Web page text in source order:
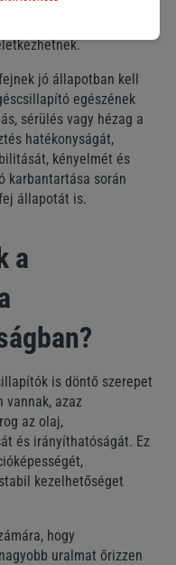
jármű szerkezetére.
jó állapotban kell
egészének
sérülés vagy hézag a
hatékonyságát,
kényelmét és
karbantartása során
állapotát is.
a
is döntő szerepet
vannak, azaz
az olaj,
és irányíthatóságát. Ez
kezelhetőséget
hogy
uralmat őrizzen